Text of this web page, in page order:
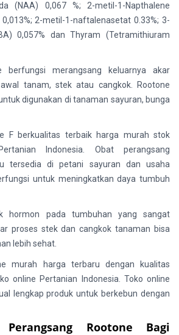
(NAA) 0,067 %; 2-metil-1-Napthalene
2-metil-1-naftalenasetat 0.33%; 3-
0,057% dan Thyram (Tetramithiuram
berfungsi merangsang keluarnya akar
tanam, stek atau cangkok. Rootone
digunakan di tanaman sayuran, bunga
F berkualitas terbaik harga murah stok
Indonesia. Obat perangsang
tersedia di petani sayuran dan usaha
untuk meningkatkan daya tumbuh
hormon pada tumbuhan yang sangat
proses stek dan cangkok tanaman bisa
lebih sehat.
murah harga terbaru dengan kualitas
online Pertanian Indonesia. Toko online
lengkap produk untuk berkebun dengan
Rootone Bagi